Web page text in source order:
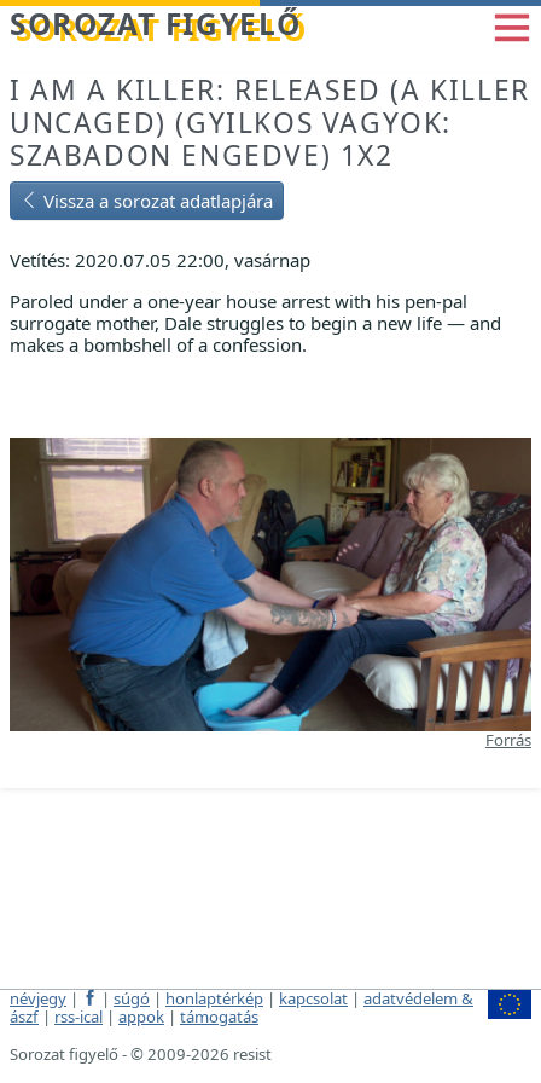
Betöltés...
SOROZAT FIGYELŐ
I AM A KILLER: RELEASED (A KILLER
UNCAGED) (GYILKOS VAGYOK:
SZABADON ENGEDVE) 1X2
Vissza a sorozat adatlapjára
Vetítés: 2020.07.05 22:00, vasárnap
Paroled under a one-year house arrest with his pen-pal
surrogate mother, Dale struggles to begin a new life — and
makes a bombshell of a confession.
Forrás
névjegy | | súgó | honlaptérkép | kapcsolat | adatvédelem &
ászf | rss-ical | appok | támogatás
Sorozat figyelő - © 2009-2026 resist